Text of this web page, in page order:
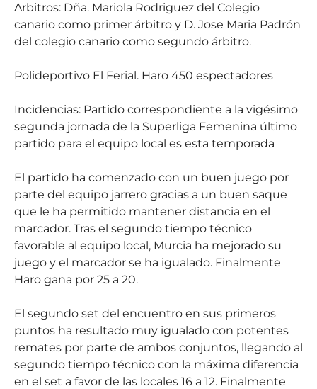
Arbitros: Dña. Mariola Rodriguez del Colegio
canario como primer árbitro y D. Jose Maria Padrón
del colegio canario como segundo árbitro.
Polideportivo El Ferial. Haro 450 espectadores
Incidencias: Partido correspondiente a la vigésimo
segunda jornada de la Superliga Femenina último
partido para el equipo local es esta temporada
El partido ha comenzado con un buen juego por
parte del equipo jarrero gracias a un buen saque
que le ha permitido mantener distancia en el
marcador. Tras el segundo tiempo técnico
favorable al equipo local, Murcia ha mejorado su
juego y el marcador se ha igualado. Finalmente
Haro gana por 25 a 20.
El segundo set del encuentro en sus primeros
puntos ha resultado muy igualado con potentes
remates por parte de ambos conjuntos, llegando al
segundo tiempo técnico con la máxima diferencia
en el set a favor de las locales 16 a 12. Finalmente